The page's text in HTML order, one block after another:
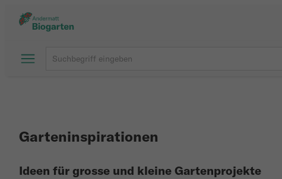
Garteninspirationen
Ideen für grosse und kleine Gartenprojekte